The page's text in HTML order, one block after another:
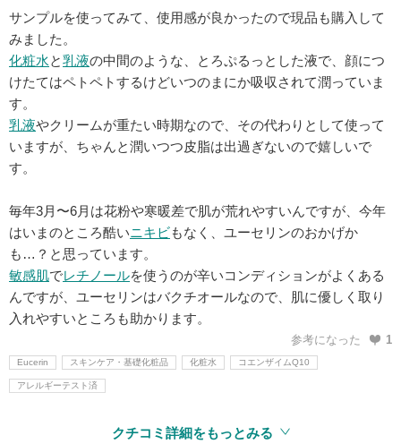
サンプルを使ってみて、使用感が良かったので現品も購入して
みました。
化粧水と乳液の中間のような、とろぷるっとした液で、顔につ
けたてはペトペトするけどいつのまにか吸収されて潤っていま
す。
乳液やクリームが重たい時期なので、その代わりとして使って
いますが、ちゃんと潤いつつ皮脂は出過ぎないので嬉しいで
す。
毎年3月〜6月は花粉や寒暖差で肌が荒れやすいんですが、今年
はいまのところ酷いニキビもなく、ユーセリンのおかげか
も…？と思っています。
敏感肌でレチノールを使うのが辛いコンディションがよくある
んですが、ユーセリンはバクチオールなので、肌に優しく取り
入れやすいところも助かります。
参考になった 1
Eucerin スキンケア・基礎化粧品 化粧水 コエンザイムQ10
アレルギーテスト済
クチコミ詳細をもっとみる